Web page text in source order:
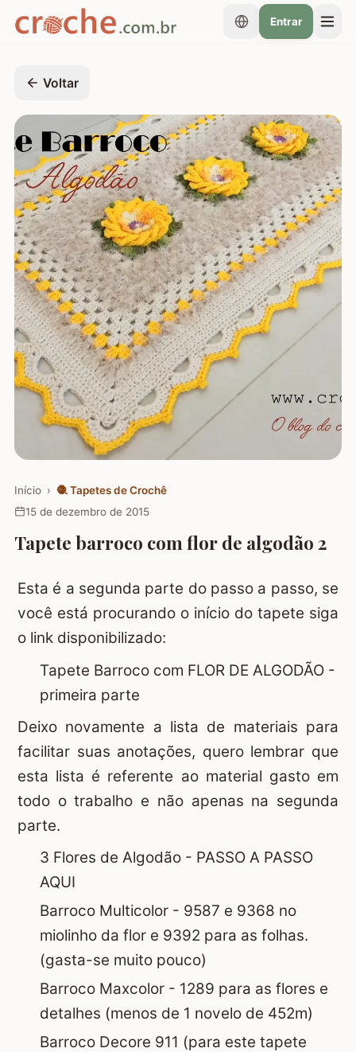
Entrar
Voltar
Início › 🧶 Tapetes de Crochê
15 de dezembro de 2015
Tapete barroco com flor de algodão 2
Esta é a segunda parte do passo a passo, se
você está procurando o início do tapete siga
o link disponibilizado:
Tapete Barroco com FLOR DE ALGODÃO -
primeira parte
Deixo novamente a lista de materiais para
facilitar suas anotações, quero lembrar que
esta lista é referente ao material gasto em
todo o trabalho e não apenas na segunda
parte.
3 Flores de Algodão - PASSO A PASSO
AQUI
Barroco Multicolor - 9587 e 9368 no
miolinho da flor e 9392 para as folhas.
(gasta-se muito pouco)
Barroco Maxcolor - 1289 para as flores e
detalhes (menos de 1 novelo de 452m)
Barroco Decore 911 (para este tapete